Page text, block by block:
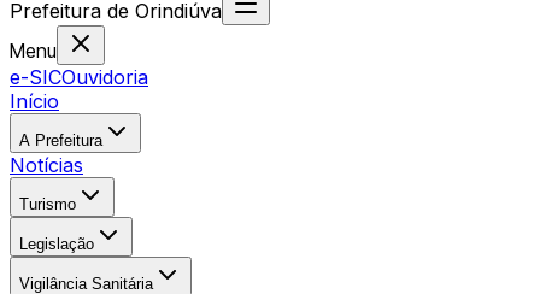
Prefeitura de Orindiúva
Menu
e-SICOuvidoria
Início
A Prefeitura
Notícias
Turismo
Legislação
Vigilância Sanitária